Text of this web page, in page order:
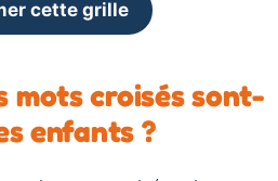
cette grille
mots croisés sont-
enfants ?